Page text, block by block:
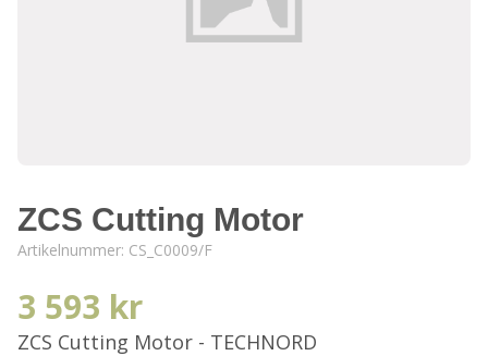
ZCS Cutting Motor
Artikelnummer: CS_C0009/F
3 593 kr
ZCS Cutting Motor - TECHNORD